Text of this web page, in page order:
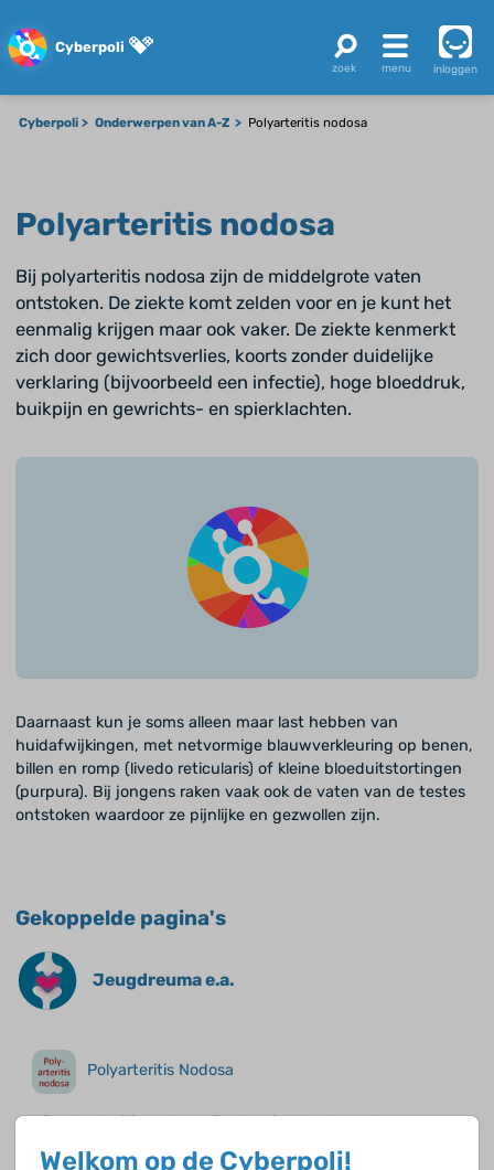
Cyberpoli
inloggen
Cyberpoli Onderwerpen van A-Z Polyarteritis nodosa
Polyarteritis nodosa
Bij polyarteritis nodosa zijn de middelgrote vaten
ontstoken. De ziekte komt zelden voor en je kunt het
eenmalig krijgen maar ook vaker. De ziekte kenmerkt
zich door gewichtsverlies, koorts zonder duidelijke
verklaring (bijvoorbeeld een infectie), hoge bloeddruk,
buikpijn en gewrichts- en spierklachten.
Daarnaast kun je soms alleen maar last hebben van
huidafwijkingen, met netvormige blauwverkleuring op benen,
billen en romp (livedo reticularis) of kleine bloeduitstortingen
(purpura). Bij jongens raken vaak ook de vaten van de testes
ontstoken waardoor ze pijnlijke en gezwollen zijn.
Gekoppelde pagina's
Jeugdreuma e.a.
Polyarteritis Nodosa
Bij polyarteritis nodosa zijn de middelgrote vaten
Welkom op de Cyberpoli!